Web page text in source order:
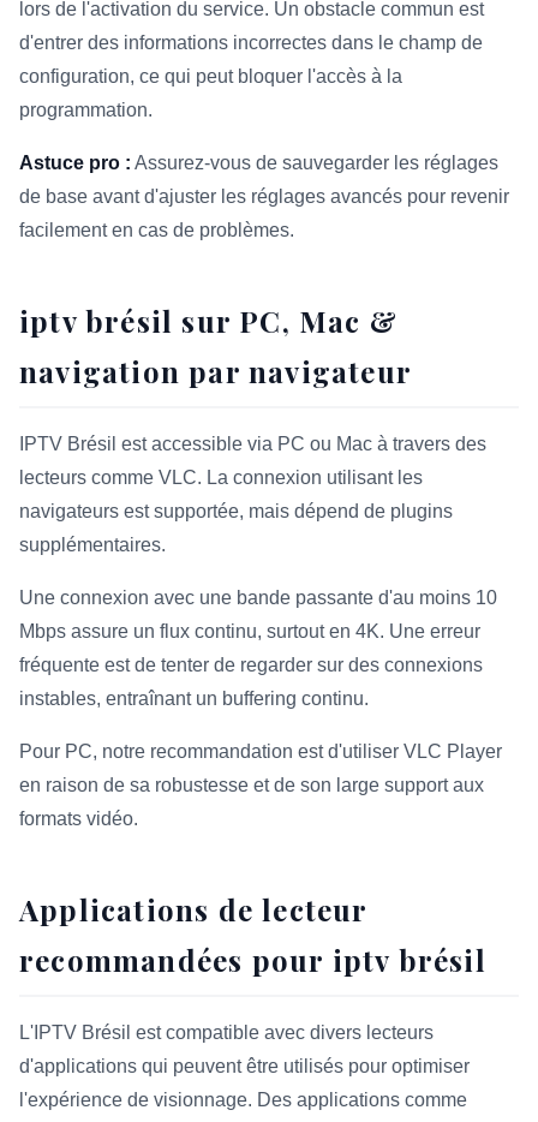
lors de l'activation du service. Un obstacle commun est
d'entrer des informations incorrectes dans le champ de
configuration, ce qui peut bloquer l'accès à la
programmation.
Astuce pro : Assurez-vous de sauvegarder les réglages
de base avant d'ajuster les réglages avancés pour revenir
facilement en cas de problèmes.
iptv brésil sur PC, Mac &
navigation par navigateur
IPTV Brésil est accessible via PC ou Mac à travers des
lecteurs comme VLC. La connexion utilisant les
navigateurs est supportée, mais dépend de plugins
supplémentaires.
Une connexion avec une bande passante d'au moins 10
Mbps assure un flux continu, surtout en 4K. Une erreur
fréquente est de tenter de regarder sur des connexions
instables, entraînant un buffering continu.
Pour PC, notre recommandation est d'utiliser VLC Player
en raison de sa robustesse et de son large support aux
formats vidéo.
Applications de lecteur
recommandées pour iptv brésil
L'IPTV Brésil est compatible avec divers lecteurs
d'applications qui peuvent être utilisés pour optimiser
l'expérience de visionnage. Des applications comme